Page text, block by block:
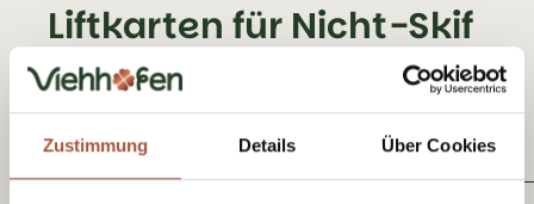
Zustimmung Details Über Cookies
Liftkarten für Nicht-Skif
ahrer